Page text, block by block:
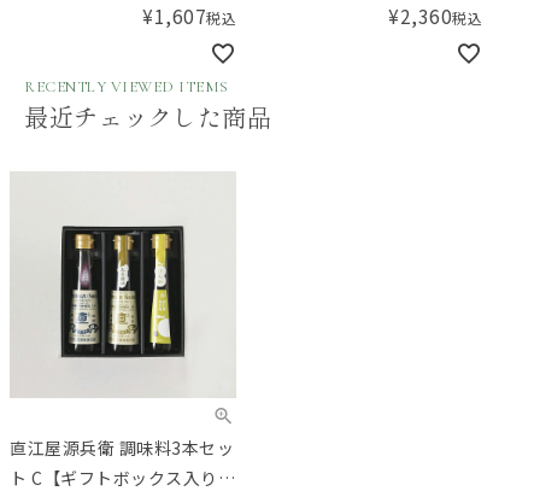
¥1,607税込 ¥2,360税込
RECENTLY VIEWED ITEMS
最近チェックした商品
直江屋源兵衛 調味料3本セッ
ト C【ギフトボックス入り】